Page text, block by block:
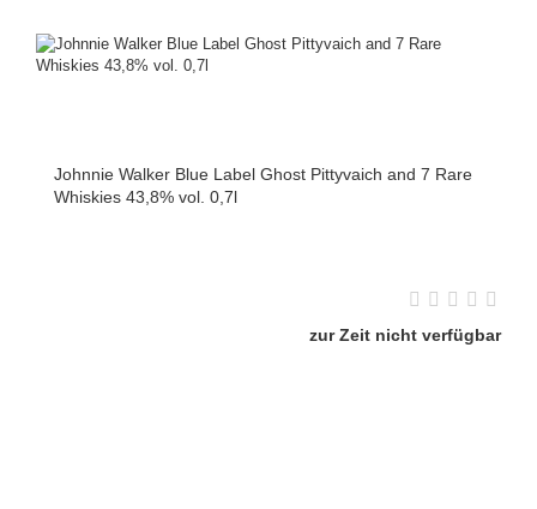
Johnnie Walker Blue Label Ghost Pittyvaich and 7 Rare
Whiskies 43,8% vol. 0,7l
zur Zeit nicht verfügbar